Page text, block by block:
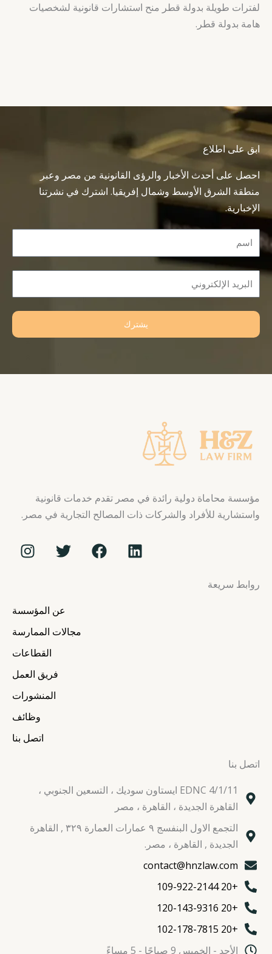
لفترات طويلة بدولة قطر منح استشارات قانونية لشخصيات
هامة بدولة قطر.
ابق على اطلاع
احصل على أحدث الأخبار والرؤى القانونية من مصر وعبر
منطقة الشرق الأوسط وشمال إفريقيا. اشترك في نشرتنا
الإخبارية.
Name
Email
يشترك
مؤسسة محاماة دولية رائدة في مصر تقدم خدمات قانونية
واستشارية للأفراد والشركات ذات المصالح التجارية في مصر.
L
i
F
a
T
w
t
e
r
I
n
g
r
a
m
روابط سريعة
عن المؤسسة
مجالات الممارسة
القطاعات
فريق العمل
المنشورات
وظائف
اتصل بنا
اتصل بنا
EDNC 4/1/11 ايستاون سوديك ، التسعين الجنوبي ،
القاهرة الجديدة ، القاهرة ، مصر
التجمع الاول البنفسج ٩ عمارات العمارة ٣٢٩ , القاهرة
الجديدة , القاهرة ، مصر.
contact@hnzlaw.com
+20 109-922-2144
+20 120-143-9316
+20 102-178-7815
الأحد - الخميس 9 صباحًا - 5 مساءً